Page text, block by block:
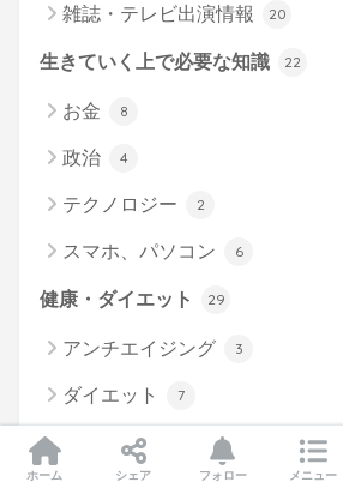
雑誌・テレビ出演情報 20
生きていく上で必要な知識 22
お金 8
政治 4
テクノロジー 2
スマホ、パソコン 6
健康・ダイエット 29
アンチエイジング 3
ダイエット 7
はじめてのマラソン
ホーム シェア フォロー メニュー